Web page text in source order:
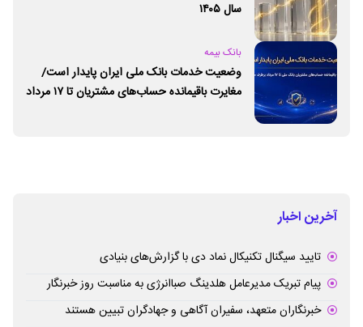
سال ۱۴۰۵
بانک بیمه
وضعیت خدمات بانک ملی ایران پایدار است/
مغایرت‌ باقیمانده حساب‌های مشتریان تا ۱۷ مرداد
آخرین اخبار
تایید سیگنال تکنیکال نماد دی با گزارش‌های بنیادی
پیام تبریک مدیرعامل هلدینگ صباانرژی به مناسبت روز خبرنگار
خبرنگاران متعهد، سفیران آگاهی و جهادگران تبیین هستند